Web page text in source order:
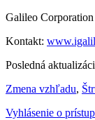
Galileo
Kontakt:
Posledná
Zmena vzhľadu,
Vyhlásenie o